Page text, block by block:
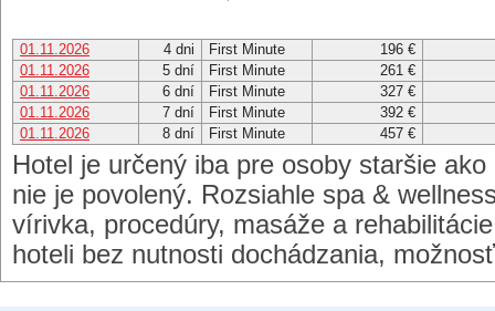
01.11.2026 4 dni First Minute
196 €
01.11.2026
5 dní First Minute
261 €
01.11.2026
6 dní First Minute
327 €
01.11.2026
7 dní First Minute
392 €
01.11.2026
8 dní First Minute 457 €
Hotel je určený iba pre osoby staršie
nie je povolený. Rozsiahle spa &
vírivka, procedúry, masáže a
hoteli bez nutnosti dochádzania,